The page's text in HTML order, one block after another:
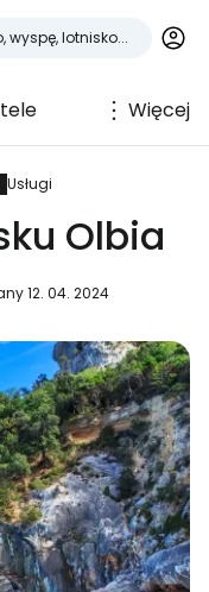
Więcej
Usługi
Olbia
12. 04. 2024